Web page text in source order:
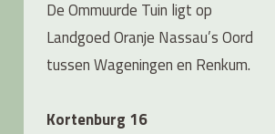
De Ommuurde Tuin ligt op
Landgoed Oranje Nassau’s Oord
tussen Wageningen en Renkum.
Kortenburg 16